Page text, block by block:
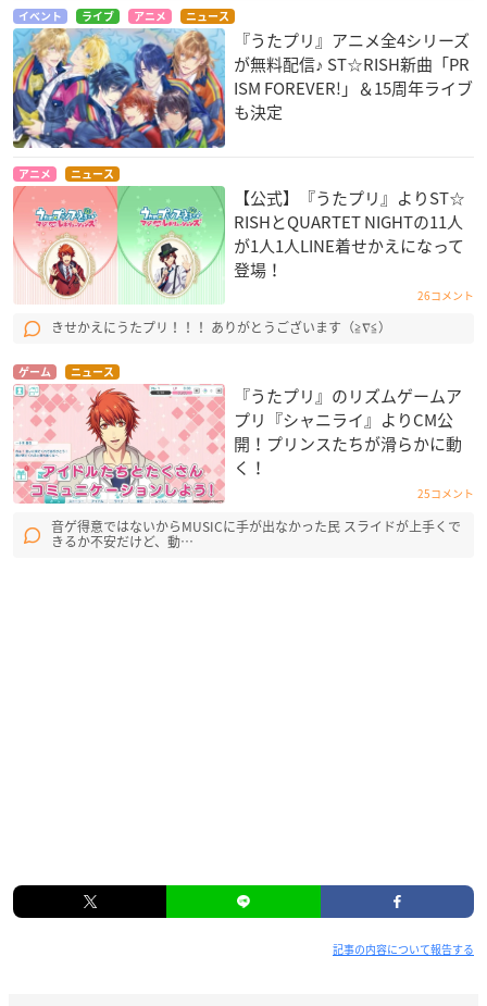
イベント ライブ アニメ ニュース
『うたプリ』アニメ全4シリーズ
が無料配信♪ ST☆RISH新曲「PR
ISM FOREVER!」＆15周年ライブ
も決定
アニメ ニュース
【公式】『うたプリ』よりST☆
RISHとQUARTET NIGHTの11人
が1人1人LINE着せかえになって
登場！
26コメント
きせかえにうたプリ！！！ ありがとうございます（≧∇≦）
ゲーム ニュース
『うたプリ』のリズムゲームア
プリ『シャニライ』よりCM公
開！プリンスたちが滑らかに動
く！
25コメント
音ゲ得意ではないからMUSICに手が出なかった民 スライドが上手くで
きるか不安だけど、動…
記事の内容について報告する